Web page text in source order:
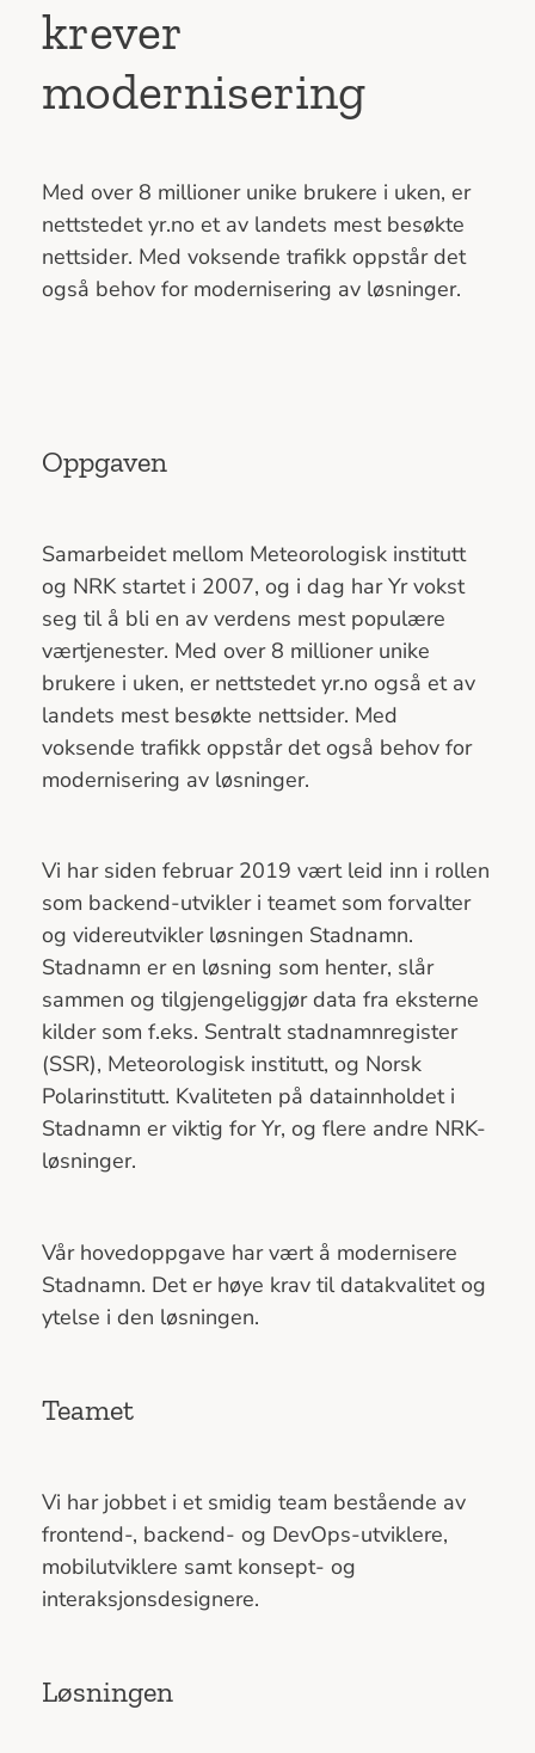
krever
modernisering
Med over 8 millioner unike brukere i uken, er
nettstedet yr.no et av landets mest besøkte
nettsider. Med voksende trafikk oppstår det
også behov for modernisering av løsninger.
Oppgaven
Samarbeidet mellom Meteorologisk institutt
og NRK startet i 2007, og i dag har Yr vokst
seg til å bli en av verdens mest populære
værtjenester. Med over 8 millioner unike
brukere i uken, er nettstedet yr.no også et av
landets mest besøkte nettsider. Med
voksende trafikk oppstår det også behov for
modernisering av løsninger.
Vi har siden februar 2019 vært leid inn i rollen
som backend-utvikler i teamet som forvalter
og videreutvikler løsningen Stadnamn.
Stadnamn er en løsning som henter, slår
sammen og tilgjengeliggjør data fra eksterne
kilder som f.eks. Sentralt stadnamnregister
(SSR), Meteorologisk institutt, og Norsk
Polarinstitutt. Kvaliteten på datainnholdet i
Stadnamn er viktig for Yr, og flere andre NRK-
løsninger.
Vår hovedoppgave har vært å modernisere
Stadnamn. Det er høye krav til datakvalitet og
ytelse i den løsningen.
Teamet
Vi har jobbet i et smidig team bestående av
frontend-, backend- og DevOps-utviklere,
mobilutviklere samt konsept- og
interaksjonsdesignere.
Løsningen